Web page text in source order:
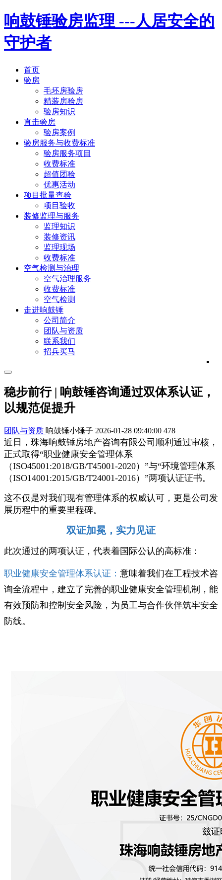
响鼓锤验房监理 ---人居安全的
守护者
首页
验房
毛坯房验房
精装房验房
验房知识
直击验房
验房案例
验房服务与收费标准
验房服务项目
收费标准
超值团验
优惠活动
项目批量查验
项目验收
装修监理与服务
监理知识
装修资讯
监理现场
收费标准
空气检测与治理
空气治理服务
收费标准
空气检测
走进响鼓锤
公司简介
团队与资质
联系我们
招兵买马
稳步前行 | 响鼓锤咨询通过双体系认证，
以规范促提升
团队与资质 响鼓锤小锤子 2026-01-28 09:40:00 478
近日，珠海响鼓锤房地产咨询有限公司顺利通过审核，
正式取得“职业健康安全管理体系
（ISO45001:2018/GB/T45001-2020）”与“环境管理体系
（ISO14001:2015/GB/T24001-2016）”两项认证证书。
这不仅是对我们现有管理体系的权威认可，更是公司发
展历程中的重要里程碑。
双证加冕，实力见证
此次通过的两项认证，代表着国际公认的高标准：
职业健康安全管理体系认证： 意味着我们在工程技术咨
询全流程中，建立了完善的职业健康安全管理机制，能
有效预防和控制安全风险，为员工与合作伙伴筑牢安全
防线。